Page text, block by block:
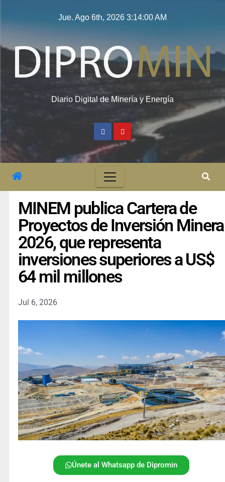
Jue. Ago 6th, 2026 3:14:01 AM
Diario Digital de Minería y Energía
MINEM publica Cartera de
Proyectos de Inversión Minera
2026, que representa
inversiones superiores a US$
64 mil millones
Jul 6, 2026
Únete al Whatsapp de Dipromin